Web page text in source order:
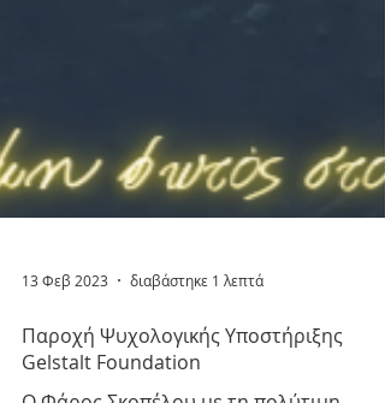
13 Φεβ 2023 διαβάστηκε 1 λεπτά